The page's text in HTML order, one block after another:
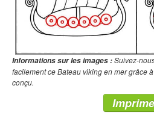
Informations sur les images :Suivez-
facilement ce Bateau viking en mer grâce
conçu.